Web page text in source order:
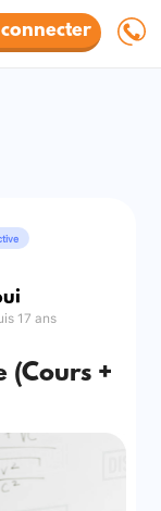
17 ans
(Cours +